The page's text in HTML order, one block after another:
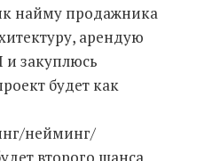
найму продажника
арендую
закуплюсь
будет как
нейминг/